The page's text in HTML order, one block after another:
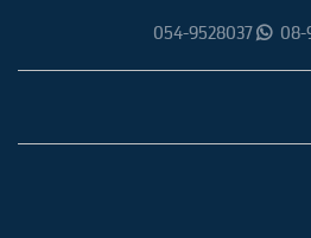
054-9528037